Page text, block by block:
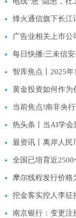
烽火通信旗下长江
广告业相关上市公
每日快播:三未信
智库焦点丨2025年
黄金投资如何作为
当前焦点!南非央
热头条丨当AI学会
最资讯丨离岸人民
全国已培育近
摩尔线程发行价格
挖金客实控人李征
南京银行：变更注